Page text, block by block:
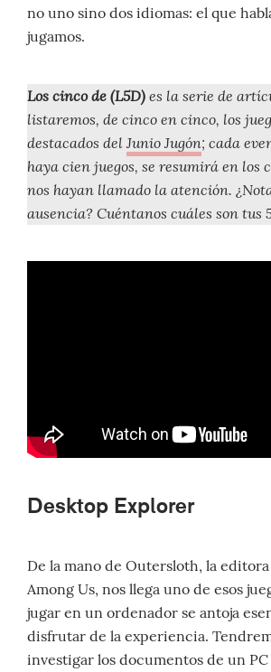
no uno sino dos idiomas: el que
jugamos.
Los cinco de (L5D)es la serie de
listaremos, de cinco en cinco, los
destacados delJunio Jugón; cada
haya cien juegos, se resumirá en los
nos hayan llamado la atención.
ausencia? Cuéntanos cuáles son tus
Desktop Explorer
De la mano de Outersloth, la
Among Us, nos llega uno de esos
jugar en un ordenador se antoja
disfrutar de la experiencia.
investigar los documentos de un